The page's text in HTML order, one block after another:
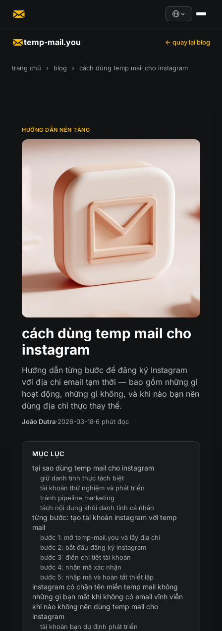
temp-mail.you ← quay lại blog
trang chủ › blog › cách dùng temp mail cho instagram
HƯỚNG DẪN NỀN TẢNG
cách dùng temp mail cho
instagram
Hướng dẫn từng bước để đăng ký Instagram
với địa chỉ email tạm thời — bao gồm những gì
hoạt động, những gì không, và khi nào bạn nên
dùng địa chỉ thực thay thế.
João Dutra·2026-03-18·6 phút đọc
MỤC LỤC
tại sao dùng temp mail cho instagram
giữ danh tính thực tách biệt
tài khoản thử nghiệm và phát triển
tránh pipeline marketing
tách nội dung khỏi danh tính cá nhân
từng bước: tạo tài khoản instagram với temp
mail
bước 1: mở temp-mail.you và lấy địa chỉ
bước 2: bắt đầu đăng ký instagram
bước 3: điền chi tiết tài khoản
bước 4: nhận mã xác nhận
bước 5: nhập mã và hoàn tất thiết lập
instagram có chặn tên miền temp mail không
những gì bạn mất khi không có email vĩnh viễn
khi nào không nên dùng temp mail cho
instagram
tài khoản bạn dự định phát triển